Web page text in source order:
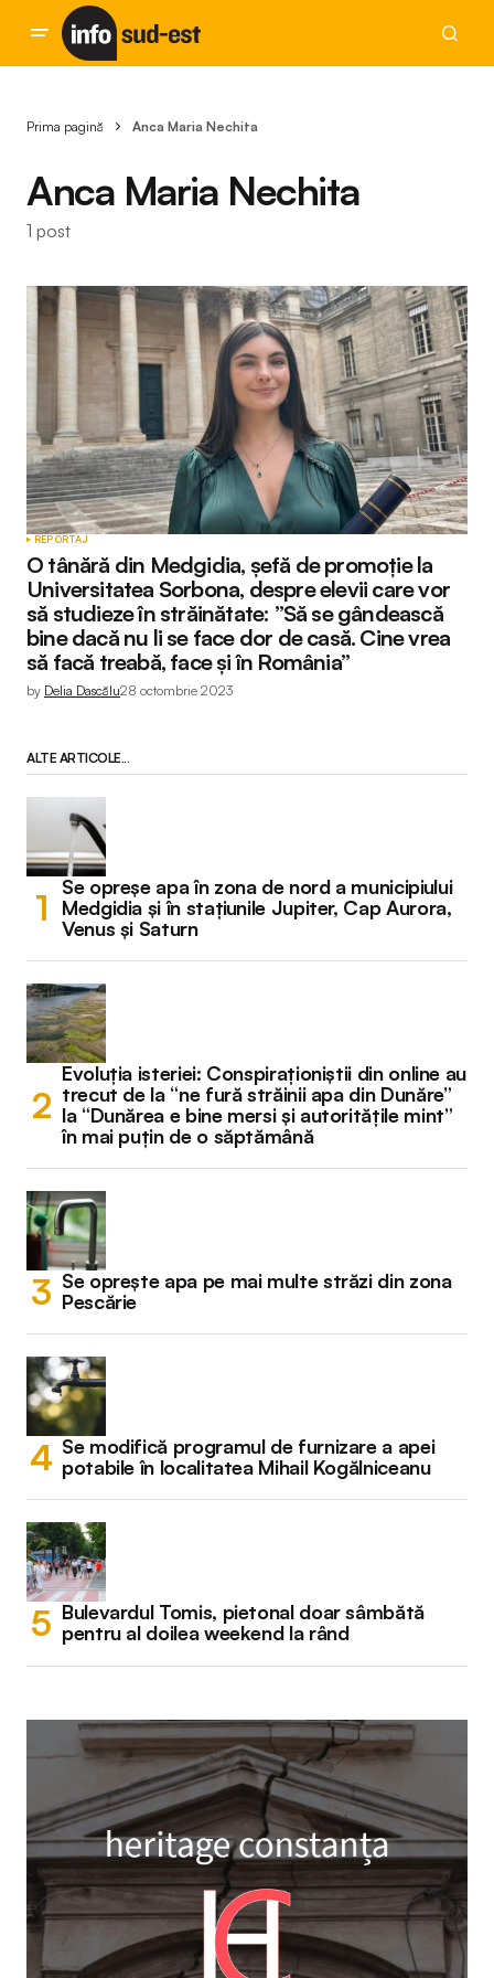
Prima pagină Anca Maria Nechita
Anca Maria Nechita
1 post
REPORTAJ
O tânără din Medgidia, șefă de promoție la
Universitatea Sorbona, despre elevii care vor
să studieze în străinătate: ”Să se gândească
bine dacă nu li se face dor de casă. Cine vrea
să facă treabă, face și în România”
by Delia Dascălu28 octombrie 2023
ALTE ARTICOLE...
Se opreșe apa în zona de nord a municipiului
Medgidia și în stațiunile Jupiter, Cap Aurora,
Venus și Saturn
Evoluția isteriei: Conspiraționiștii din online au
trecut de la “ne fură străinii apa din Dunăre”
la “Dunărea e bine mersi și autoritățile mint”
în mai puțin de o săptămână
Se oprește apa pe mai multe străzi din zona
Pescărie
Se modifică programul de furnizare a apei
potabile în localitatea Mihail Kogălniceanu
Bulevardul Tomis, pietonal doar sâmbătă
pentru al doilea weekend la rând